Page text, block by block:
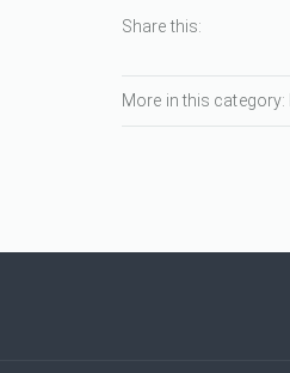
Share this:
More in this category: